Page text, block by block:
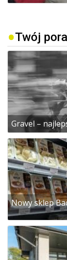
Twój
Gravel –
Nowy sklep